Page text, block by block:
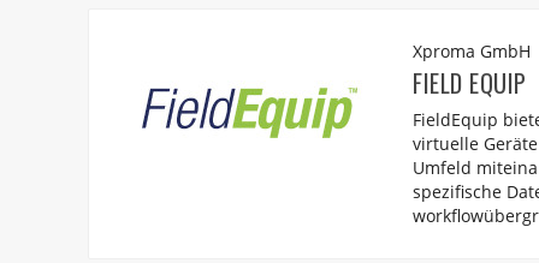
Xproma GmbH
FIELD EQUIP
FieldEquip
virtuelle
Umfeld
spezifische